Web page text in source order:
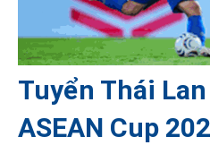
Tuyển Thái
ASEAN Cup